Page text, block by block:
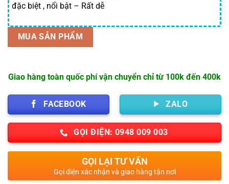
đặc biệt , nổi bật – Rất dễ
MUA SẢN PHẨM
Giao hàng toàn quốc phí vận chuyển chỉ từ 100k đến 400k
FACEBOOK ZALO
GỌI ĐIỆN: 0948 009 003
GỌI LẠI TƯ VẤN
Gọi điện xác nhận và giao hàng tận nơi